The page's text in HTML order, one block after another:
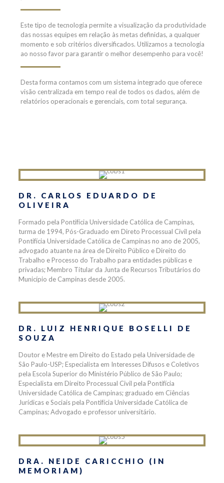
Este tipo de tecnologia permite a visualização da produtividade
das nossas equipes em relação às metas definidas, a qualquer
momento e sob critérios diversificados. Utilizamos a tecnologia
ao nosso favor para garantir o melhor desempenho para você!
Desta forma contamos com um sistema integrado que oferece
visão centralizada em tempo real de todos os dados, além de
relatórios operacionais e gerenciais, com total segurança.
DR. CARLOS EDUARDO DE
OLIVEIRA
Formado pela Pontifícia Universidade Católica de Campinas,
turma de 1994, Pós-Graduado em Direto Processual Civil pela
Pontifícia Universidade Católica de Campinas no ano de 2005,
advogado atuante na área de Direito Público e Direito do
Trabalho e Processo do Trabalho para entidades públicas e
privadas; Membro Titular da Junta de Recursos Tributários do
Município de Campinas desde 2005.
DR. LUIZ HENRIQUE BOSELLI DE
SOUZA
Doutor e Mestre em Direito do Estado pela Universidade de
São Paulo-USP; Especialista em Interesses Difusos e Coletivos
pela Escola Superior do Ministério Público de São Paulo;
Especialista em Direito Processual Civil pela Pontifícia
Universidade Católica de Campinas; graduado em Ciências
Jurídicas e Sociais pela Pontifícia Universidade Católica de
Campinas; Advogado e professor universitário.
DRA. NEIDE CARICCHIO (IN
MEMORIAM)